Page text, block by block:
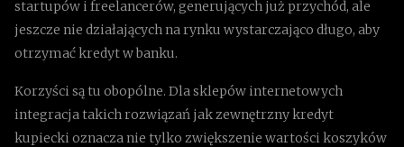
startupów i freelancerów, generujących już przychód, ale
jeszcze nie działających na rynku wystarczająco długo, aby
otrzymać kredyt w banku.
Korzyści są tu obopólne. Dla sklepów internetowych
integracja takich rozwiązań jak zewnętrzny kredyt
kupiecki oznacza nie tylko zwiększenie wartości koszyków